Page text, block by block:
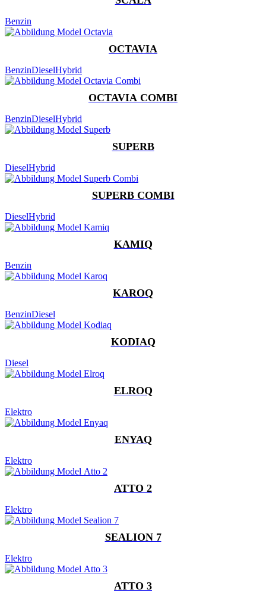
Benzin
OCTAVIA
BenzinDieselHybrid
OCTAVIA COMBI
BenzinDieselHybrid
SUPERB
DieselHybrid
SUPERB COMBI
DieselHybrid
KAMIQ
Benzin
KAROQ
BenzinDiesel
KODIAQ
Diesel
ELROQ
Elektro
ENYAQ
Elektro
ATTO 2
Elektro
SEALION 7
Elektro
ATTO 3